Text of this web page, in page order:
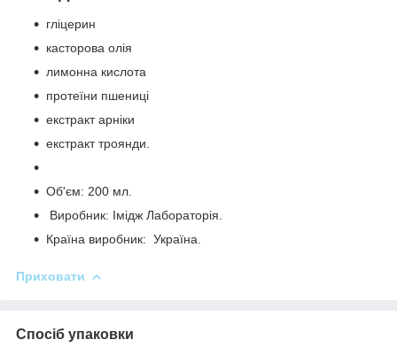
гліцерин
касторова олія
лимонна кислота
протеїни пшениці
екстракт арніки
екстракт троянди.
Об'єм: 200 мл.
Виробник: Імідж Лабораторія.
Країна виробник: Україна.
Приховати
Спосіб упаковки